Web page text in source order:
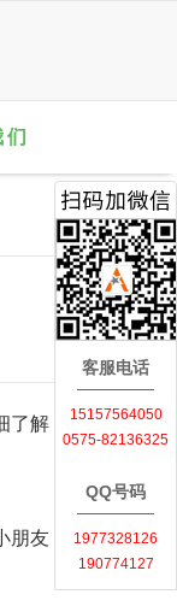
了解
朋友
客服电话
15157564050
0575-82136325
QQ号码
1977328126
190774127